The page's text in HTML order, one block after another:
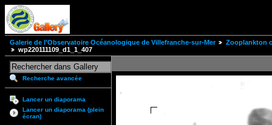
Galerie de l'Observatoire Océanologique de Villefranche-sur-Mer
Zooplankton
wp220111109_d1_1_407
Recherche avancée
Lancer un diaporama
Lancer un diaporama (plein
écran)